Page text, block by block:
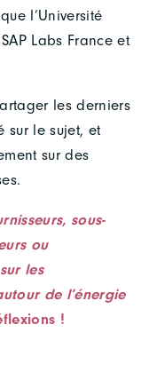
l’Université
Labs France et
les derniers
sur le sujet, et
sur des
sous-
ou
les
de l’énergie
!